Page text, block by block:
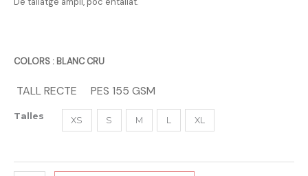
COLORS : BLANC CRU
TALL RECTE PES 155 GSM
Talles XS S M L XL